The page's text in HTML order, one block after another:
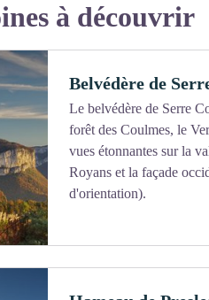
à découvrir
Belvédère de
Le belvédère de Serre
forêt des Coulmes, le
vues étonnantes sur la
Royans et la façade
d'orientation).